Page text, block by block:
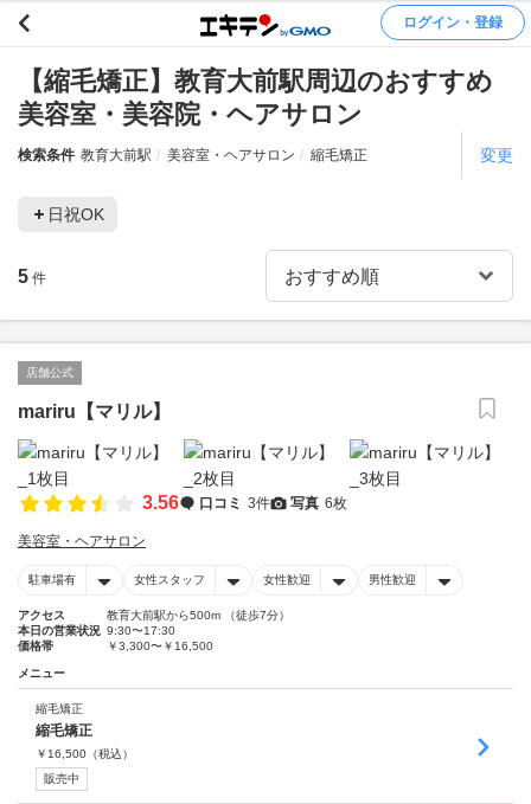
ログイン・登録
【縮毛矯正】教育大前駅周辺のおすすめ
美容室・美容院・ヘアサロン
検索条件 教育大前駅 美容室・ヘアサロン 縮毛矯正 変更
日祝OK
5 件
店舗公式
mariru【マリル】
3.56 口コミ 3件 写真 6枚
美容室・ヘアサロン
駐車場有 女性スタッフ 女性歓迎 男性歓迎
アクセス
教育大前駅から500m （徒歩7分）
本日の営業状況 9:30〜17:30
価格帯
￥3,300〜￥16,500
メニュー
縮毛矯正
縮毛矯正
￥ 16,500 （税込）
販売中